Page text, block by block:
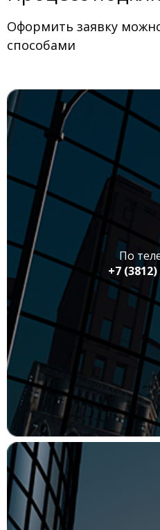
Оформить заявку
способами
По
+7 (3812)